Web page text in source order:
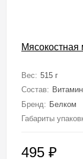
Вес: 515 г
Состав:
Бренд: Белком
Габариты
495 ₽